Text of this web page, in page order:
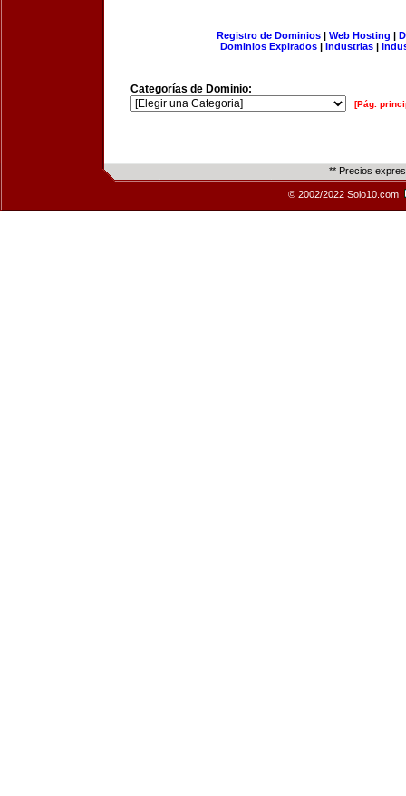
Registro de Dominios| Web Hosting |
Dominios Expirados | Industrias |
Categorías de Dominio:
[Pág.
** Precios
© 2002/2022 Solo10.com